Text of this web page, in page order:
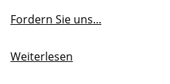
Fordern Sie uns...
Weiterlesen